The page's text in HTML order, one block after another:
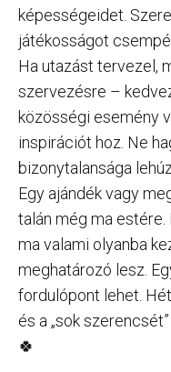
képességeidet.
játékosságot
Ha utazást tervezel,
szervezésre –
közösségi esemény
inspirációt hoz. Ne
bizonytalansága
Egy ajándék vagy
talán még ma
ma valami olyanba
meghatározó lesz.
fordulópont lehet.
és a „sok
🍀